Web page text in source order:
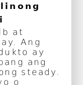
at
Ang
ay
ang
steady.
o